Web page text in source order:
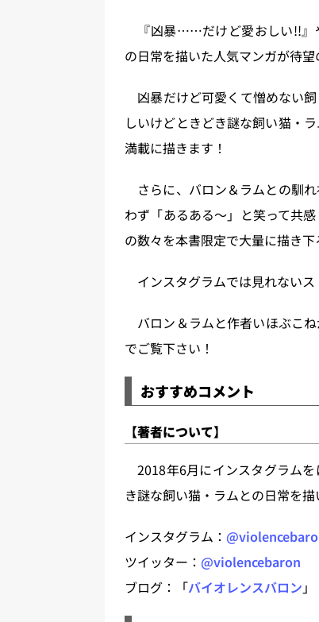
『凶暴……だけど愛おしい!!』
の日常を描いた人気マンガが待
凶暴だけど可愛くて憎めない
しいけどときどき謎な飼い猫・
満載に描きます！
さらに、バロン＆ラムとの馴
わず「あるある～」と笑って共
の数々を本書限定で大量に描き下
インスタグラムでは見れないス
バロン＆ラムと作者いほぶこ
でご覧下さい！
おすすめコメント
【著者について】
2018年6月にインスタグラム
き謎な飼い猫・ラムとの日常を描
インスタグラム：
ツイッター： @violencebaron
ブログ：「バイオレンスバロン 」